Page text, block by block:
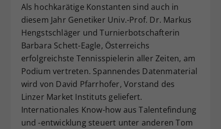
Als hochkarätige Konstanten sind auch in
diesem Jahr Genetiker Univ.-Prof. Dr. Markus
Hengstschläger und Turnierbotschafterin
Barbara Schett-Eagle, Österreichs
erfolgreichste Tennisspielerin aller Zeiten, am
Podium vertreten. Spannendes Datenmaterial
wird von David Pfarrhofer, Vorstand des
Linzer Market Instituts geliefert.
Internationales Know-how aus Talentefindung
und -entwicklung steuert unter anderen Tom